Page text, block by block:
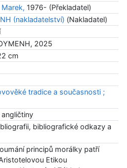
1976- (Překladatel)
(nakladatelství) (Nakladatel)
2025
cm
tradice a současnosti ;
bibliografické odkazy a
principů morálky patří
Etikou